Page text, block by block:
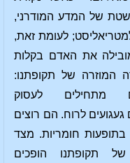
של המדע המודרני,
לעומת זאת,
את האדם בקלות
המוזרה של תקופתנו:
מתחילים לעסוק
געגועים לרוח. הם רוצים
בתופעות חומריות. מצד
תקופתנו הופכים